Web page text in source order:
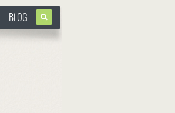
BLOG